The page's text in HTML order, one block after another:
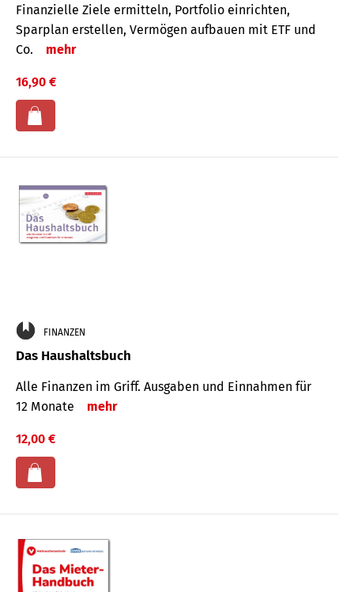
Finanzielle Ziele ermitteln, Portfolio einrichten,
Sparplan erstellen, Vermögen aufbauen mit ETF und
Co.
mehr
16,90 €
FINANZEN
Das Haushaltsbuch
Alle Finanzen im Griff. Aus­gaben und Ein­nahmen für
12 Monate
mehr
12,00 €